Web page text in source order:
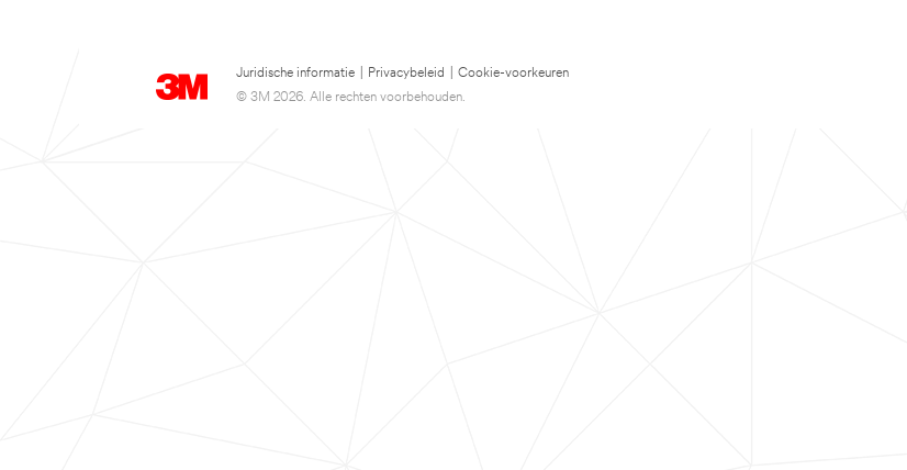
Juridische informatie Privacybeleid
Cookie-voorkeuren
© 3M 2026. Alle rechten voorbehouden.